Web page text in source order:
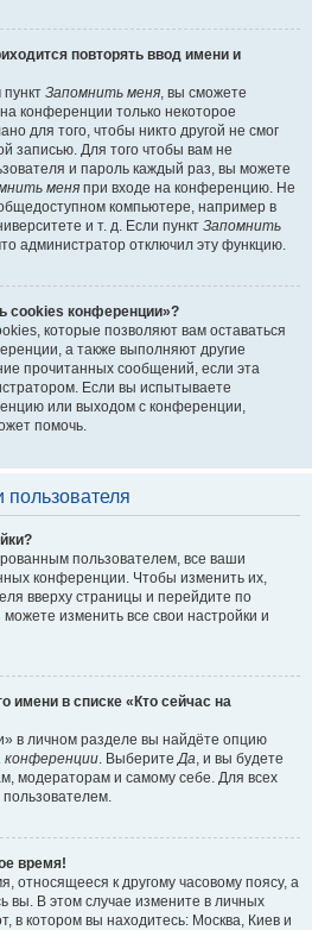
повторять ввод имени и
Запомнить меня, вы сможете
конференции только некоторое
для того, чтобы никто другой не смог
записью. Для того чтобы вам не
и пароль каждый раз, вы можете
меня при входе на конференцию. Не
компьютере, например в
и т. д. Если пункт Запомнить
администратор отключил эту функцию.
cookies конференции»?
которые позволяют вам оставаться
а также выполняют другие
прочитанных сообщений, если эта
Если вы испытываете
или выходом с конференции,
помочь.
пользователем, все ваши
конференции. Чтобы изменить их,
вверху страницы и перейдите по
можете изменить все свои настройки и
имени в списке «Кто сейчас на
в личном разделе вы найдёте опцию
конференции. ВыберитеДа, и вы будете
модераторам и самому себе. Для всех
время!
относящееся к другому часовому поясу, а
вы. В этом случае измените в личных
в котором вы находитесь: Москва, Киев и